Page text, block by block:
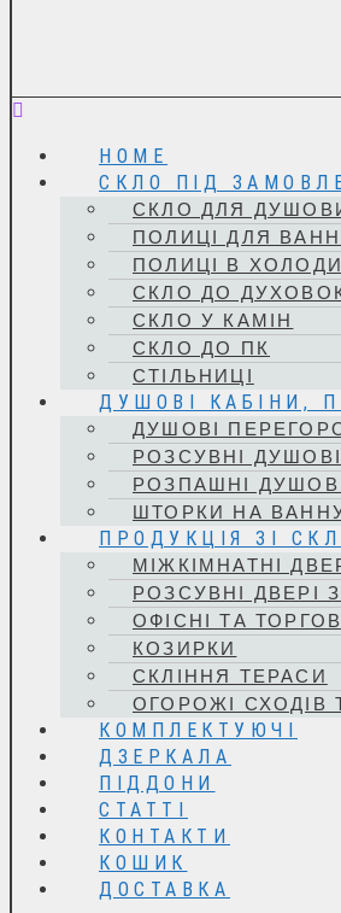
Menu
HOME
СКЛО ПІД
СКЛО ДЛЯ
ПОЛИЦІ ДЛЯ
ПОЛИЦІ В
СКЛО ДО
СКЛО У КАМІН
СКЛО ДО ПК
СТІЛЬНИЦІ
ДУШОВІ КАБІНИ,
ДУШОВІ
РОЗСУВНІ
РОЗПАШНІ
ШТОРКИ НА
ПРОДУКЦІЯ ЗІ
МІЖКІМНАТНІ
РОЗСУВНІ ДВЕРІ
ОФІСНІ ТА
КОЗИРКИ
СКЛІННЯ ТЕРАСИ
ОГОРОЖІ СХОДІВ
КОМПЛЕКТУЮЧІ
ДЗЕРКАЛА
ПІДДОНИ
СТАТТІ
КОНТАКТИ
КОШИК
ДОСТАВКА